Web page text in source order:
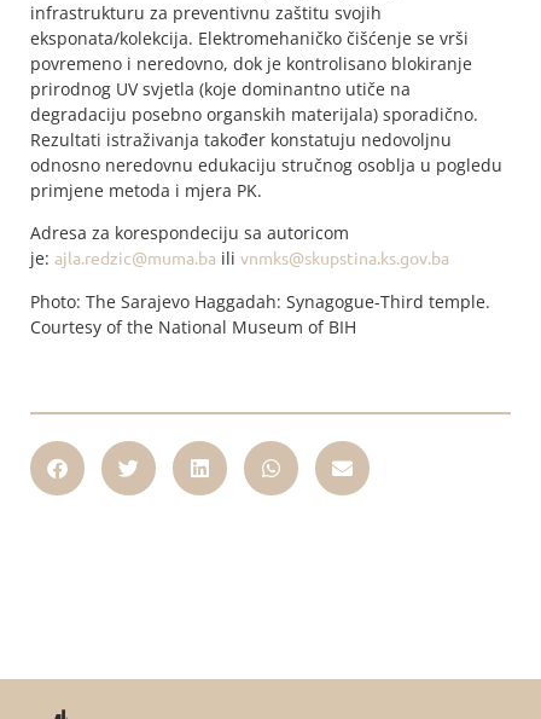
infrastrukturu za preventivnu zaštitu svojih
eksponata/kolekcija. Elektromehaničko čišćenje se vrši
povremeno i neredovno, dok je kontrolisano blokiranje
prirodnog UV svjetla (koje dominantno utiče na
degradaciju posebno organskih materijala) sporadično.
Rezultati istraživanja također konstatuju nedovoljnu
odnosno neredovnu edukaciju stručnog osoblja u pogledu
primjene metoda i mjera PK.
Adresa za korespondeciju sa autoricom
je: ajla.redzic@muma.ba ili vnmks@skupstina.ks.gov.ba
Photo: The Sarajevo Haggadah: Synagogue-Third temple.
Courtesy of the National Museum of BIH